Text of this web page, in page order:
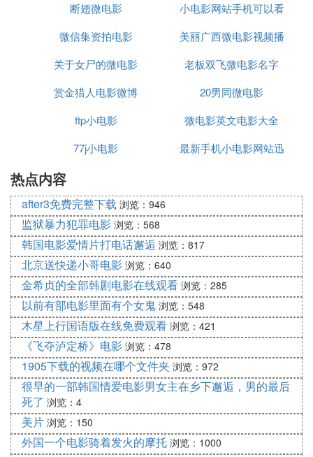
了“我好丢人”，更加想不起自己该说些什么。下了
台，眼泪一直在眼眶里打转。我拿到了全场最低分，
举着一个优秀参与奖的奖状难堪地抬不起头来。在后
来的很长一段时间里，我都不敢在公开场合讲什么话
第二年班主任再找我参赛的时候，我回想起当初站在
主任好像并不担心我会再次把比赛搞砸，她执意要求
我必须参加。
“就是因为上一次失败了，这次才要再尝试啊。如果
你永远躲着这件事，就永远也不能战胜自己。”
我花了一个月的时间每天对着镜子练习，常常会心跳
加速，一面是紧张，一面是激动。我一直在幻想，如
果我能在比赛当天完整流利的做完演讲，一切会怎
样。
还是那个台子，还是那个黑漆漆的镜头，上一秒在台
下紧张到手心出汗，可是第一句脱口而出后，我好像
忘了曾经的灰色记忆。讲完最后一个字，一鞠躬，我
装作淡定的走下台阶，离开了镜头就迅速向操场跑
去。我第一次觉得天空那么蓝，整个世界都很明亮，
我沿着跑道在风里飞奔。原来一切都没有那么难，原
来战胜自己，是比任何成就都让人感动振奋的事。
断翅微电影
小电影网站手机可以看
微信集资拍电影
美丽广西微电影视频播
放
关于女尸的微电影
老板双飞微电影名字
赏金猎人电影微博
20男同微电影
ftp小电影
微电影英文电影大全
77j小电影
最新手机小电影网站迅
热点内容
after3免费完整下载 浏览：946
监狱暴力犯罪电影 浏览：568
韩国电影爱情片打电话邂逅 浏览：817
北京送快递小哥电影 浏览：640
金希贞的全部韩剧电影在线观看 浏览：285
以前有部电影里面有个女鬼 浏览：548
木星上行国语版在线免费观看 浏览：421
《飞夺泸定桥》电影 浏览：478
1905下载的视频在哪个文件夹 浏览：972
很早的一部韩国情爱电影男女主在乡下邂逅，男的最后
死了 浏览：4
美片 浏览：150
外国一个电影骑着发火的摩托 浏览：1000